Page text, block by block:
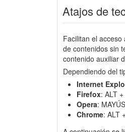
Atajos de
Facilitan el
de contenidos sin
contenido auxiliar
Dependiendo del
Internet
Firefox: ALT
Opera:
Chrome: ALT